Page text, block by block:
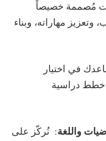
مُصممة خصيصاً
مهاراته، وبناء
في اختيار
خطط دراسية
واللغة: نُركّز على